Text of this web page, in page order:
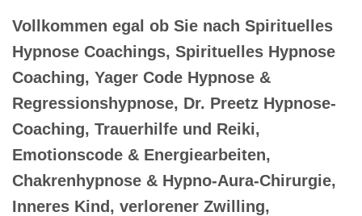
Vollkommen egal ob Sie nach Spirituelles
Hypnose Coachings, Spirituelles Hypnose
Coaching, Yager Code Hypnose &
Regressionshypnose, Dr. Preetz Hypnose-
Coaching, Trauerhilfe und Reiki,
Emotionscode & Energiearbeiten,
Chakrenhypnose & Hypno-Aura-Chirurgie,
Inneres Kind, verlorener Zwilling,